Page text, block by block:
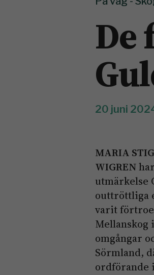
De
20 juni
MARIA
WIGREN
utmärkelse
outtröttliga
varit
Mellanskog
omgångar
Sörmland,
ordförande